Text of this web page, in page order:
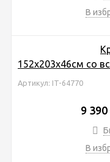
В
152х203х46см со
Артикул: IT-64770
9 390
В